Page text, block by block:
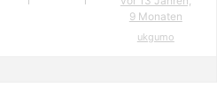
9 Monaten
ukgumo